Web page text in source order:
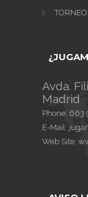
Avda.
Madrid
Phone: 663
E-Mail:
Web Site: